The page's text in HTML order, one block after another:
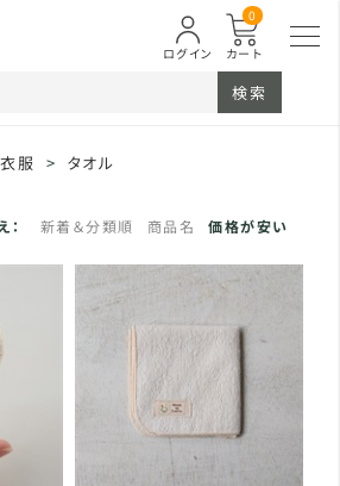
カート
0
ログイン
検索
衣服 > タオル
新着＆分類順 商品名 価格が安い